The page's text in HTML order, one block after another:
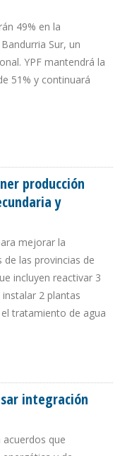
49% en la
Sur, un
YPF mantendrá la
51% y continuará
producción
y
mejorar la
las provincias de
incluyen reactivar 3
2 plantas
tratamiento de agua
integración
acuerdos que